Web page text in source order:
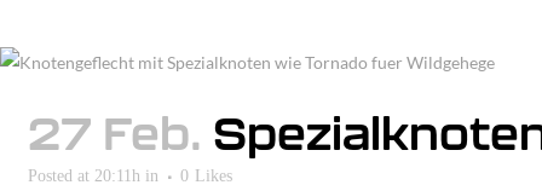
27 Feb.
Posted at 20:11h in 0 Likes